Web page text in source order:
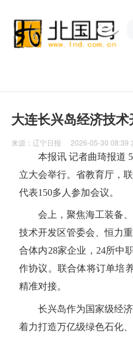
大连长兴岛经济技
来源：辽宁日报 2026-05-30 08:39
本报讯 记者曲琦报道 5
立大会举行。省教育厅，
代表150多人参加会议。
会上，聚焦海工装备、
技术开发区管委会、恒力
合体内28家企业，24所中
作协议。联合体将订单培
精准对接。
长兴岛作为国家级经济
着力打造万亿级绿色石化